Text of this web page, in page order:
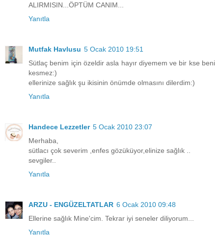
ALIRMISIN...ÖPTÜM CANIM...
Yanıtla
Mutfak Havlusu 5 Ocak 2010 19:51
Sütlaç benim için özeldir asla hayır diyemem ve bir kse beni
kesmez:)
ellerinize sağlık şu ikisinin önümde olmasını dilerdim:)
Yanıtla
Handece Lezzetler 5 Ocak 2010 23:07
Merhaba,
sütlacı çok severim ,enfes gözüküyor,elinize sağlık ..
sevgiler..
Yanıtla
ARZU - ENGÜZELTATLAR 6 Ocak 2010 09:48
Ellerine sağlık Mine'cim. Tekrar iyi seneler diliyorum...
Yanıtla